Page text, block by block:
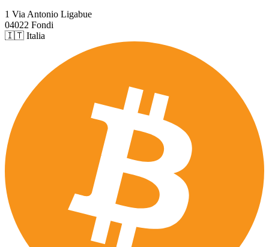
1 Via Antonio Ligabue
04022 Fondi
🇮🇹 Italia